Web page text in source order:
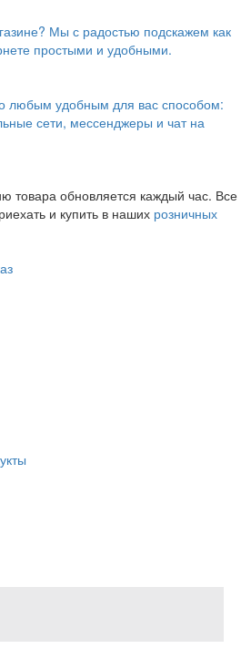
Мы с радостью подскажем как
простыми и удобными.
любым удобным для вас способом:
сети, мессенджеры и чат на
товара обновляется каждый час. Все
и купить в наших розничных